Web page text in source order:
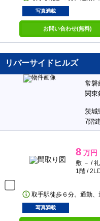
写真満載
お問い合わせ(無料)
リバーサイドヒルズ
常磐
関東
茨城
7階
8 万円
敷 － / 礼
1階 /
取手駅徒歩６分。通勤、
写真満載